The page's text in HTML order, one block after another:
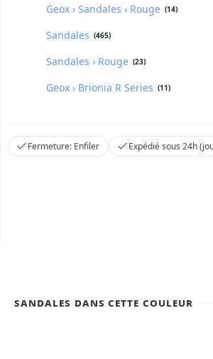
Geox › Sandales › Rouge (14)
Sandales (465)
Sandales › Rouge (23)
Geox › Brionia R Series (11)
Fermeture: Enfiler Expédié sous 24h
Sandales dans cette couleur